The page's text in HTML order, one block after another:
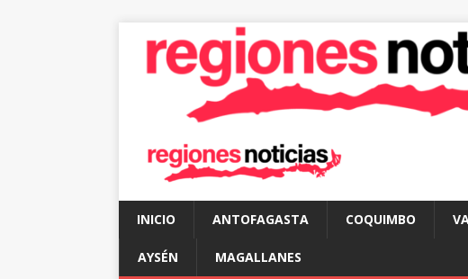
INICIO ANTOFAGASTA COQUIMBO
AYSÉN MAGALLANES